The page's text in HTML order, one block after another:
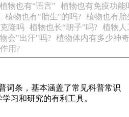
植物也有“语言"
植物也有免疫功能
植物也有"胎生"的吗? 植物也有胎
隆吗 植物也长“胡子"吗? 植物人
会"出汗"吗? 植物体内有多少神
用?
词条，基本涵盖了常见科普常识
习和研究的有利工具。